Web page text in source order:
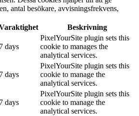
antal besökare, avvisningsfrekvens,
Beskrivning
7 days
PixelYourSite plugin sets this
cookie to manages the
analytical services.
7 days
PixelYourSite plugin sets this
cookie to manage the
analytical services.
7 days
PixelYourSite plugin sets this
cookie to manage the
analytical services.